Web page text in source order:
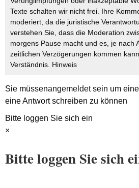
Texte schalten wir nicht frei. Ihre
moderiert, da die juristische
verstehen Sie, dass die Moderation
morgens Pause macht und es, je nach
zeitlichen Verzögerungen kommen
Verständnis. Hinweis
Sie müssenangemeldetsein um
eine Antwort schreiben zu können
Bitte loggen Sie sich ein
×
Bitte loggen Sie sich